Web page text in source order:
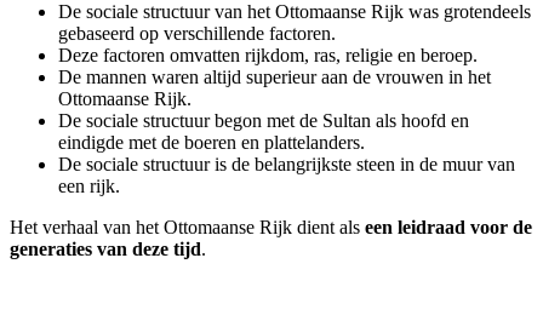
De sociale structuur van het Ottomaanse Rijk was grotendeels
gebaseerd op verschillende factoren.
Deze factoren omvatten rijkdom, ras, religie en beroep.
De mannen waren altijd superieur aan de vrouwen in het
Ottomaanse Rijk.
De sociale structuur begon met de Sultan als hoofd en
eindigde met de boeren en plattelanders.
De sociale structuur is de belangrijkste steen in de muur van
een rijk.
Het verhaal van het Ottomaanse Rijk dient als een leidraad voor de
generaties van deze tijd.